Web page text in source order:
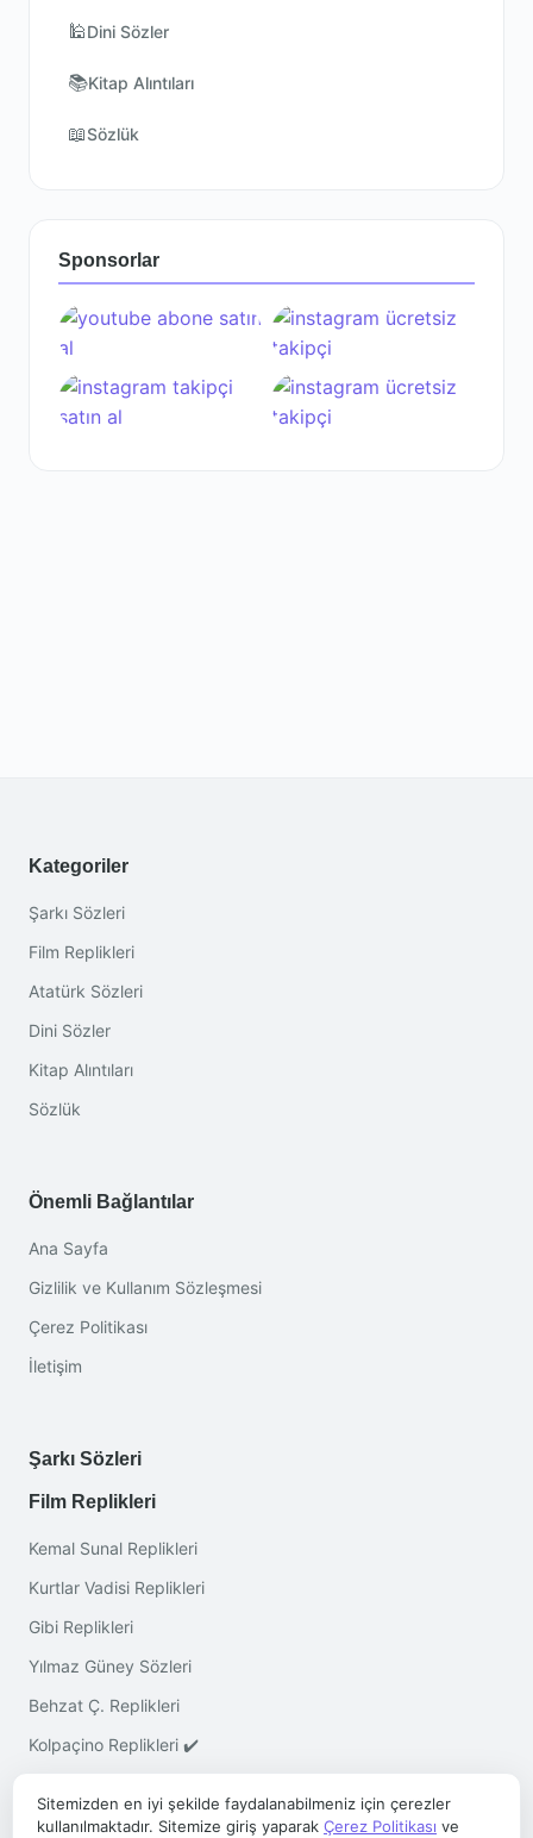
🕌Dini Sözler
📚Kitap Alıntıları
📖Sözlük
Sponsorlar
Kategoriler
Şarkı Sözleri
Film Replikleri
Atatürk Sözleri
Dini Sözler
Kitap Alıntıları
Sözlük
Önemli Bağlantılar
Ana Sayfa
Gizlilik ve Kullanım Sözleşmesi
Çerez Politikası
İletişim
Şarkı Sözleri
Film Replikleri
Kemal Sunal Replikleri
Kurtlar Vadisi Replikleri
Gibi Replikleri
Yılmaz Güney Sözleri
Behzat Ç. Replikleri
Kolpaçino Replikleri ✔️
Sitemizden en iyi şekilde faydalanabilmeniz için çerezler
kullanılmaktadır. Sitemize giriş yaparak Çerez Politikası ve